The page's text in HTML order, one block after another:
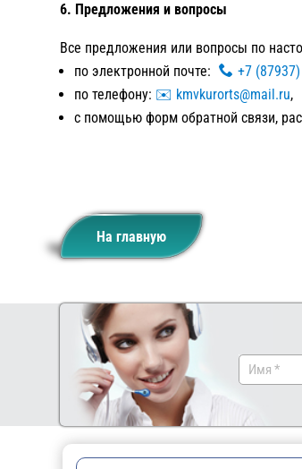
6. Предложения и вопросы
Все предложения или вопросы по
по электронной почте:
+7
по телефону: ✉️ kmvkurorts@mail.ru,
с помощью форм обратной связи,
На главную